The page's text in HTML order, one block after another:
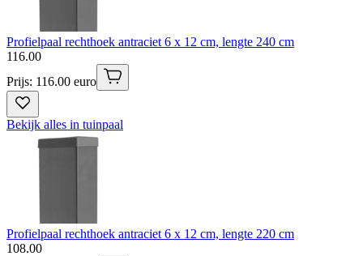
Profielpaal rechthoek antraciet 6 x 12 cm, lengte 240 cm
116.00
Prijs: 116.00 euro
Bekijk alles in tuinpaal
Profielpaal rechthoek antraciet 6 x 12 cm, lengte 220 cm
108.00